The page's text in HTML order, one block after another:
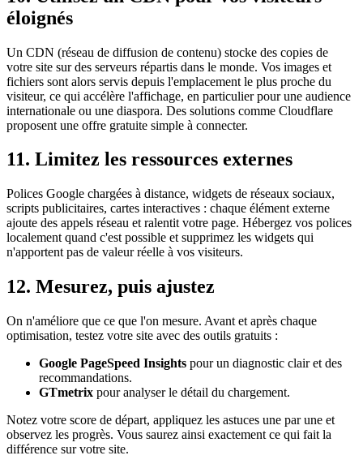
éloignés
Un CDN (réseau de diffusion de contenu) stocke des copies de
votre site sur des serveurs répartis dans le monde. Vos images et
fichiers sont alors servis depuis l'emplacement le plus proche du
visiteur, ce qui accélère l'affichage, en particulier pour une audience
internationale ou une diaspora. Des solutions comme Cloudflare
proposent une offre gratuite simple à connecter.
11. Limitez les ressources externes
Polices Google chargées à distance, widgets de réseaux sociaux,
scripts publicitaires, cartes interactives : chaque élément externe
ajoute des appels réseau et ralentit votre page. Hébergez vos polices
localement quand c'est possible et supprimez les widgets qui
n'apportent pas de valeur réelle à vos visiteurs.
12. Mesurez, puis ajustez
On n'améliore que ce que l'on mesure. Avant et après chaque
optimisation, testez votre site avec des outils gratuits :
Google PageSpeed Insights pour un diagnostic clair et des
recommandations.
GTmetrix pour analyser le détail du chargement.
Notez votre score de départ, appliquez les astuces une par une et
observez les progrès. Vous saurez ainsi exactement ce qui fait la
différence sur votre site.